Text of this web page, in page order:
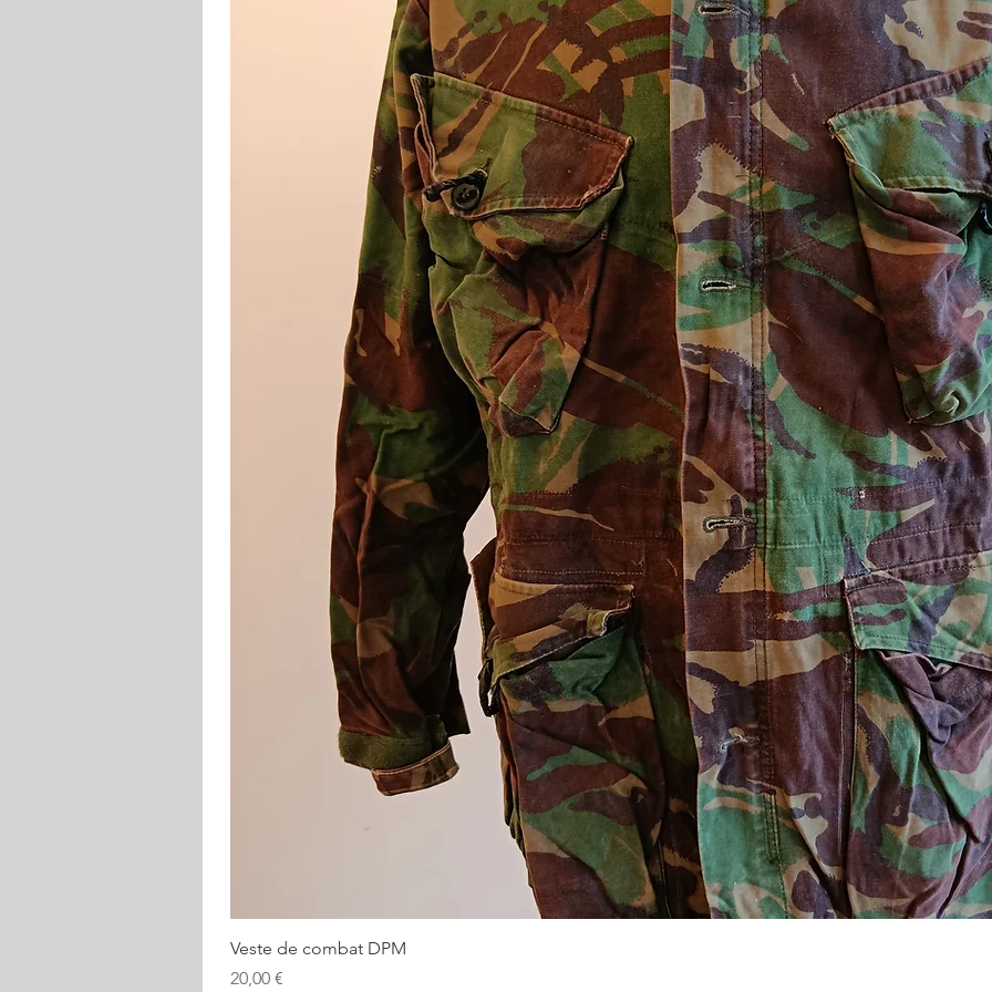
Veste de combat DPM
Prix
20,00 €